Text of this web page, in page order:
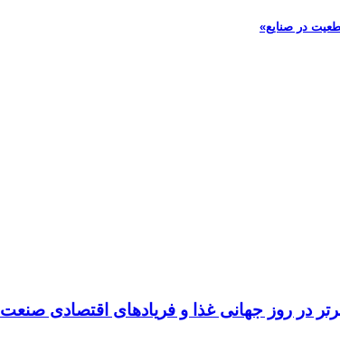
در صنایع»
در روز جهانی غذا و فریادهای اقتصادی صنعت